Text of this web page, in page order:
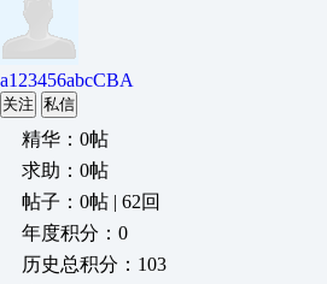
a123456abcCBA
关注 私信
精华：0帖
求助：0帖
帖子：0帖 | 62回
年度积分：0
历史总积分：103